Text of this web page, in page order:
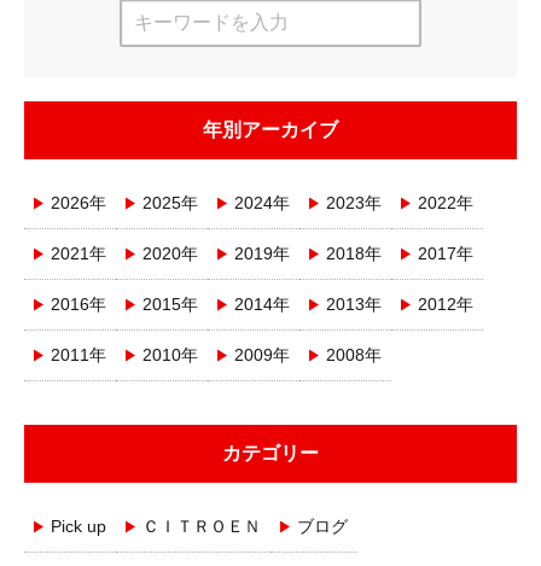
年別アーカイブ
2026年 2025年 2024年 2023年 2022年
2021年 2020年 2019年 2018年 2017年
2016年 2015年 2014年 2013年 2012年
2011年 2010年 2009年 2008年
カテゴリー
Pick up ＣＩＴＲＯＥＮ ブログ